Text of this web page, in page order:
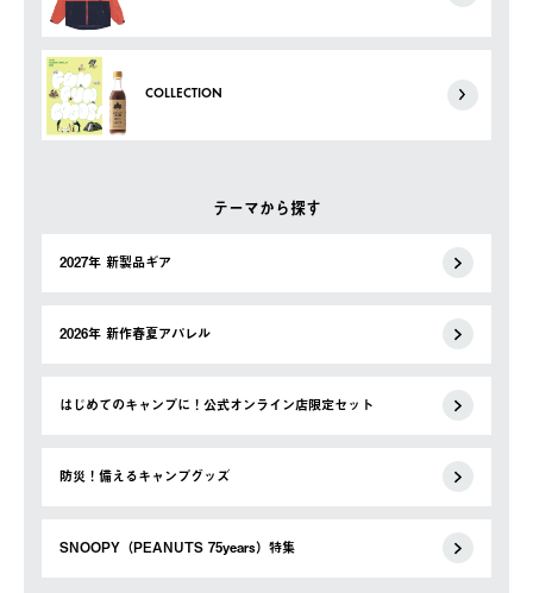
COLLECTION
テーマから探す
2027年 新製品ギア
2026年 新作春夏アパレル
はじめてのキャンプに！公式オンライン店限定セット
防災！備えるキャンプグッズ
SNOOPY（PEANUTS 75years）特集